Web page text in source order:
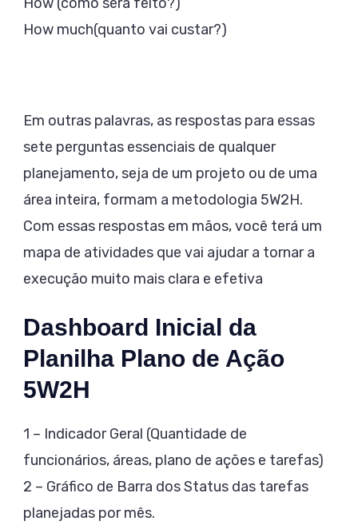
How much(quanto vai custar?)
Em outras palavras, as respostas para essas
sete perguntas essenciais de qualquer
planejamento, seja de um projeto ou de uma
área inteira, formam a metodologia 5W2H.
Com essas respostas em mãos, você terá um
mapa de atividades que vai ajudar a tornar a
execução muito mais clara e efetiva
Dashboard Inicial da
Planilha Plano de Ação
5W2H
1 – Indicador Geral (Quantidade de
funcionários, áreas, plano de ações e tarefas)
2 – Gráfico de Barra dos Status das tarefas
planejadas por mês.